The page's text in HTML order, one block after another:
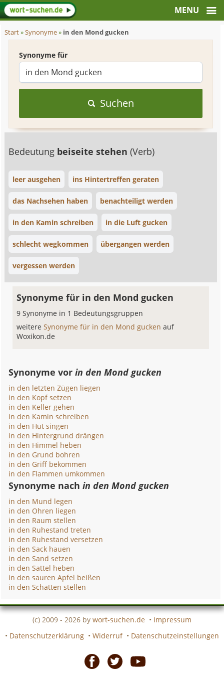
Start»Synonyme» in den Mond gucken
Synonyme für
Suchen
Bedeutung beiseite stehen(Verb)
leer ausgehen ins Hintertreffen geraten
das Nachsehen haben benachteiligt werden
in den Kamin schreiben in die Luft gucken
schlecht wegkommen übergangen werden
vergessen werden
Synonyme für in den Mond gucken
9 Synonyme in 1 Bedeutungsgruppen
weitereSynonyme für in den Mond guckenauf
Woxikon.de
Synonyme vorin den Mond gucken
in den letzten Zügen liegen
in den Kopf setzen
in den Keller gehen
in den Kamin schreiben
in den Hut singen
in den Hintergrund drängen
in den Himmel heben
in den Grund bohren
in den Griff bekommen
in den Flammen umkommen
Synonyme nachin den Mond gucken
in den Mund legen
in den Ohren liegen
in den Raum stellen
in den Ruhestand treten
in den Ruhestand versetzen
in den Sack hauen
in den Sand setzen
in den Sattel heben
in den sauren Apfel beißen
in den Schatten stellen
(c) 2009 - 2026 by wort-suchen.de • Impressum
• Datenschutzerklärung • Widerruf • Datenschutzeinstellungen